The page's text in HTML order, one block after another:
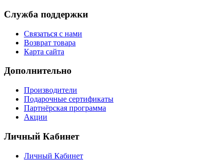
Служба поддержки
Связаться с нами
Возврат товара
Карта сайта
Дополнительно
Производители
Подарочные сертификаты
Партнёрская программа
Акции
Личный Кабинет
Личный Кабинет